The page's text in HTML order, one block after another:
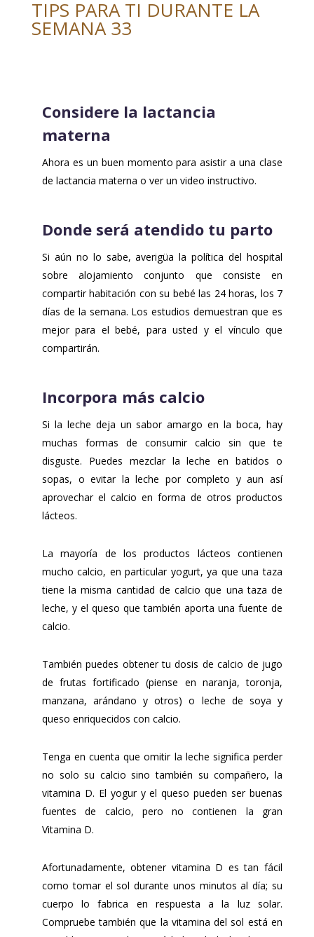
TIPS PARA TI DURANTE LA
SEMANA 33
Considere la lactancia
materna
Ahora es un buen momento para asistir a una clase
de lactancia materna o ver un video instructivo.
Donde será atendido tu parto
Si aún no lo sabe, averigüa la política del hospital
sobre alojamiento conjunto que consiste en
compartir habitación con su bebé las 24 horas, los 7
días de la semana. Los estudios demuestran que es
mejor para el bebé, para usted y el vínculo que
compartirán.
Incorpora más calcio
Si la leche deja un sabor amargo en la boca, hay
muchas formas de consumir calcio sin que te
disguste. Puedes mezclar la leche en batidos o
sopas, o evitar la leche por completo y aun así
aprovechar el calcio en forma de otros productos
lácteos.
La mayoría de los productos lácteos contienen
mucho calcio, en particular yogurt, ya que una taza
tiene la misma cantidad de calcio que una taza de
leche, y el queso que también aporta una fuente de
calcio.
También puedes obtener tu dosis de calcio de jugo
de frutas fortificado (piense en naranja, toronja,
manzana, arándano y otros) o leche de soya y
queso enriquecidos con calcio.
Tenga en cuenta que omitir la leche significa perder
no solo su calcio sino también su compañero, la
vitamina D. El yogur y el queso pueden ser buenas
fuentes de calcio, pero no contienen la gran
Vitamina D.
Afortunadamente, obtener vitamina D es tan fácil
como tomar el sol durante unos minutos al día; su
cuerpo lo fabrica en respuesta a la luz solar.
Compruebe también que la vitamina del sol está en